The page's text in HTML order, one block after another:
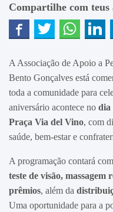
Compartilhe com teus
A Associação de Apoio a
Bento Gonçalves está
toda a comunidade para
aniversário acontece no dia
Praça Via del Vino, com
saúde, bem-estar e
A programação contará com
teste de visão, massagem
prêmios, além da
Uma oportunidade para a